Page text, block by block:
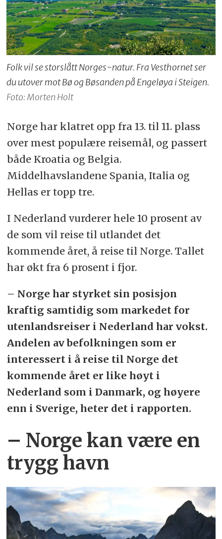
Folk vil se storslått Norges-natur. Fra Vesthornet ser
du utover mot Bø og Bøsanden på Engeløya i Steigen.
Foto: Morten Holt
Norge har klatret opp fra 13. til 11. plass
over mest populære reisemål, og passert
både Kroatia og Belgia.
Middelhavslandene Spania, Italia og
Hellas er topp tre.
I Nederland vurderer hele 10 prosent av
de som vil reise til utlandet det
kommende året, å reise til Norge. Tallet
har økt fra 6 prosent i fjor.
– Norge har styrket sin posisjon
kraftig samtidig som markedet for
utenlandsreiser i Nederland har vokst.
Andelen av befolkningen som er
interessert i å reise til Norge det
kommende året er like høyt i
Nederland som i Danmark, og høyere
enn i Sverige, heter det i rapporten.
– Norge kan være en
trygg havn